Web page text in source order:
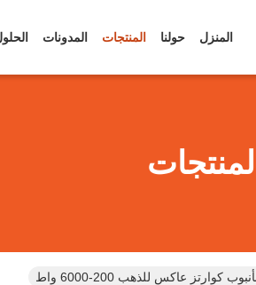
المنزل حولنا المنتجات المدونات
عاكس للذهب 200-6000 واط